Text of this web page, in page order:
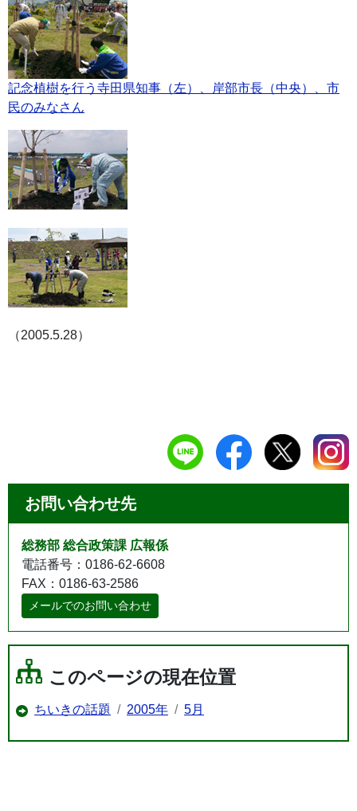
記念植樹を行う寺田県知事（左）、岸部市長（中央）、市
民のみなさん
（2005.5.28）
お問い合わせ先
総務部 総合政策課 広報係
電話番号：0186-62-6608
FAX：0186-63-2586
メールでのお問い合わせ
このページの現在位置
ちいきの話題 2005年 5月